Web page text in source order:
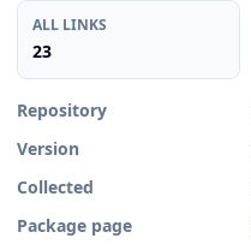
ALL LINKS
23
Repository
Version
Collected
Package page